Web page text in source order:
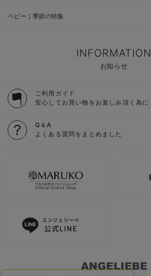
ベビー｜季節の特集
INFORMATION
お知らせ
ご利用ガイド
安心してお買い物をお楽しみ頂く為に
Q＆A
よくある質問をまとめました